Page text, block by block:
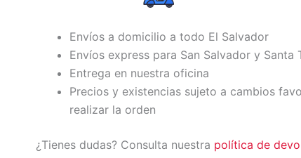
Envíos a domicilio a todo El Salvador
Envíos express para San Salvador y Santa
Entrega en nuestra oficina
Precios y existencias sujeto a cambios
realizar la orden
¿Tienes dudas? Consulta nuestra política de